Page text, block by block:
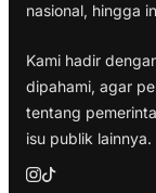
nasional, hingga
Kami hadir
dipahami, agar
tentang
isu publik lainnya.